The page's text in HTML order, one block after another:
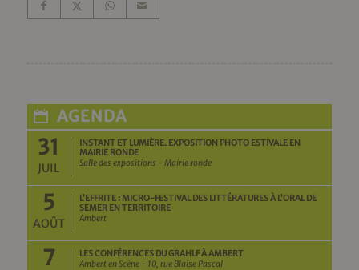
AGENDA
31
JUIL
INSTANT ET LUMIÈRE. EXPOSITION PHOTO ESTIVALE EN
MAIRIE RONDE
Salle des expositions - Mairie ronde
5
AOÛT
L’EFFRITE : MICRO-FESTIVAL DES LITTÉRATURES À L’ORAL DE
SEMER EN TERRITOIRE
Ambert
7
LES CONFÉRENCES DU GRAHLF À AMBERT
Ambert en Scène - 10, rue Blaise Pascal